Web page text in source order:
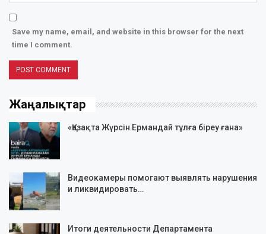
Save my name, email, and website in this browser for the next
time I comment.
Жаңалықтар
«Қазақта Жүрсін Ермандай тұлға біреу ғана»
Видеокамеры помогают выявлять нарушения
и ликвидировать…
Итоги деятельности Департамента